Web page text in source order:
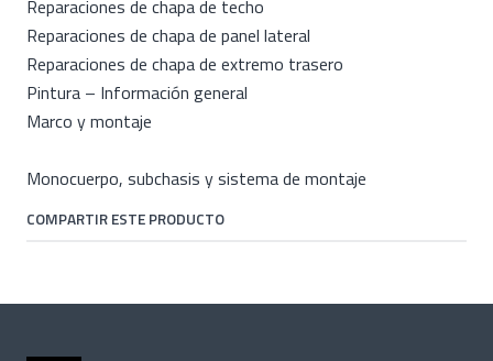
Reparaciones de chapa de techo
Reparaciones de chapa de panel lateral
Reparaciones de chapa de extremo trasero
Pintura – Información general
Marco y montaje
Monocuerpo, subchasis y sistema de montaje
COMPARTIR ESTE PRODUCTO